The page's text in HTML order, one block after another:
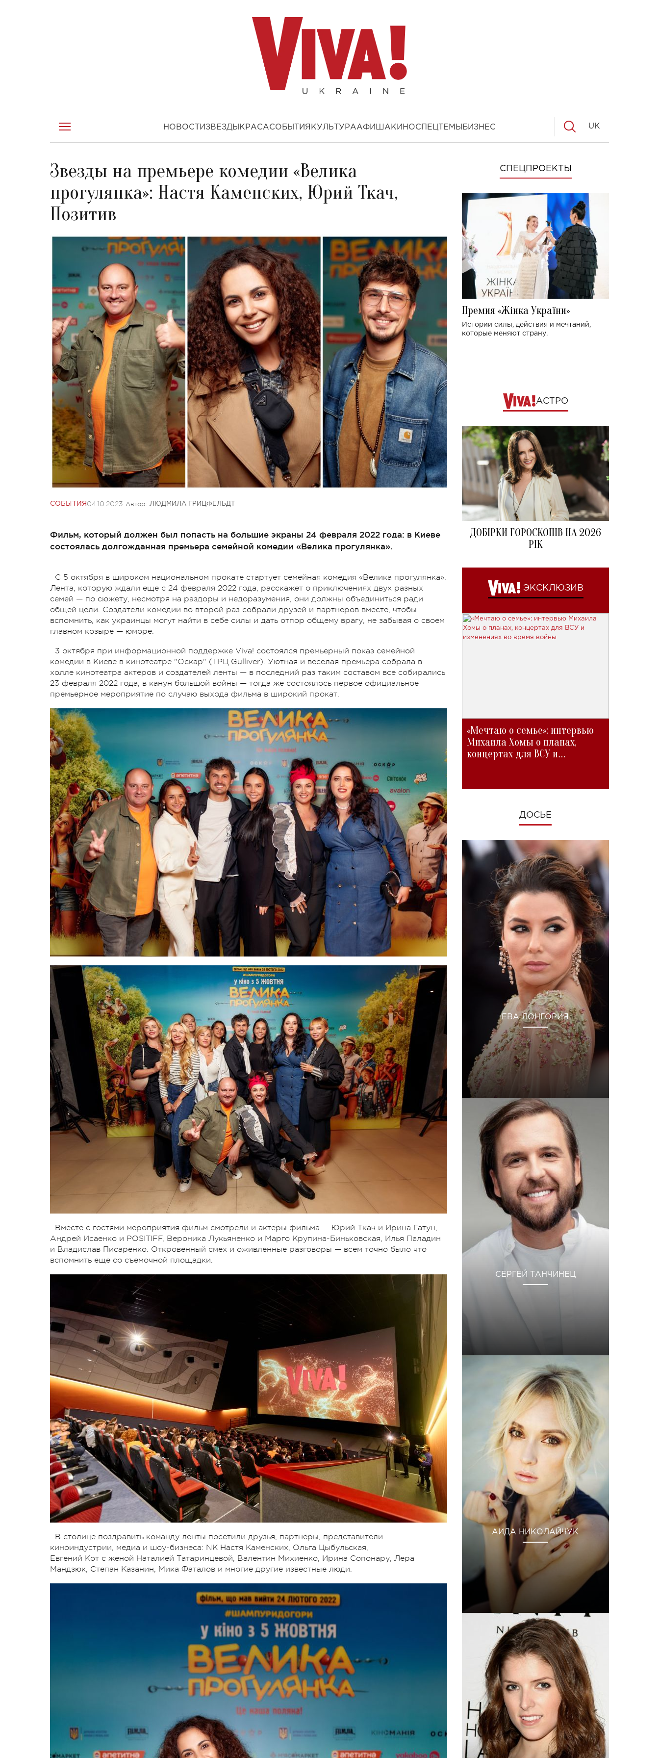
НОВОСТИ ЗВЕЗДЫ КРАСАСОБЫТИЯ КУЛЬТУРААФИША КИНОСПЕЦТЕМЫ БИЗНЕС UK
Звезды на премьере комедии «Велика
прогулянка»: Настя Каменских, Юрий Ткач,
Позитив
СОБЫТИЯ 04.10.2023 Автор: ЛЮДМИЛА ГРИЦФЕЛЬДТ
Фильм, который должен был попасть на большие экраны 24 февраля 2022 года: в Киеве
состоялась долгожданная премьера семейной комедии «Велика прогулянка».
С 5 октября в широком национальном прокате стартует семейная комедия «Велика прогулянка».
Лента, которую ждали еще с 24 февраля 2022 года, расскажет о приключениях двух разных
семей — по сюжету, несмотря на раздоры и недоразумения, они должны объединиться ради
общей цели. Создатели комедии во второй раз собрали друзей и партнеров вместе, чтобы
вспомнить, как украинцы могут найти в себе силы и дать отпор общему врагу, не забывая о своем
главном козыре — юморе.
3 октября при информационной поддержке Viva! состоялся премьерный показ семейной
комедии в Киеве в кинотеатре "Оскар" (ТРЦ Gulliver). Уютная и веселая премьера собрала в
холле кинотеатра актеров и создателей ленты — в последний раз таким составом все собирались
23 февраля 2022 года, в канун большой войны — тогда же состоялось первое официальное
премьерное мероприятие по случаю выхода фильма в широкий прокат.
Вместе с гостями мероприятия фильм смотрели и актеры фильма — Юрий Ткач и Ирина Гатун,
Андрей Исаенко и POSITIFF, Вероника Лукьяненко и Марго Крупина-Биньковская, Илья Паладин
и Владислав Писаренко. Откровенный смех и оживленные разговоры — всем точно было что
вспомнить еще со съемочной площадки.
В столице поздравить команду ленты посетили друзья, партнеры, представители
киноиндустрии, медиа и шоу-бизнеса: NK Настя Каменских, Ольга Цыбульская,
Евгений Кот с женой Наталией Татаринцевой, Валентин Михиенко, Ирина Сопонару, Лера
Мандзюк, Степан Казанин, Мика Фаталов и многие другие известные люди.
СПЕЦПРОЕКТЫ
Премия «Жінка України»
Истории силы, действия и мечтаний,
которые меняют страну.
АСТРО
ДОБІРКИ ГОРОСКОПІВ НА 2026
РІК
ЭКСКЛЮЗИВ
«Мечтаю о семье»: интервью
Михаила Хомы о планах,
концертах для ВСУ и
ДОСЬЕ
ЕВА ЛОНГОРИЯ
СЕРГЕЙ ТАНЧИНЕЦ
АИДА НИКОЛАЙЧУК